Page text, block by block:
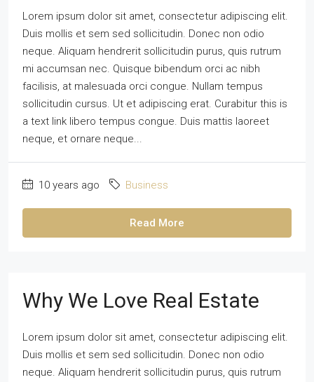
Lorem ipsum dolor sit amet, consectetur adipiscing elit.
Duis mollis et sem sed sollicitudin. Donec non odio
neque. Aliquam hendrerit sollicitudin purus, quis rutrum
mi accumsan nec. Quisque bibendum orci ac nibh
facilisis, at malesuada orci congue. Nullam tempus
sollicitudin cursus. Ut et adipiscing erat. Curabitur this is
a text link libero tempus congue. Duis mattis laoreet
neque, et ornare neque...
10 years ago Business
Read More
Why We Love Real Estate
Lorem ipsum dolor sit amet, consectetur adipiscing elit.
Duis mollis et sem sed sollicitudin. Donec non odio
neque. Aliquam hendrerit sollicitudin purus, quis rutrum